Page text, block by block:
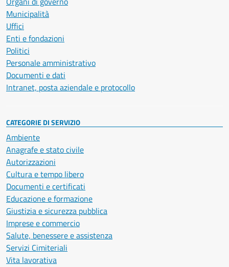
Municipalità
Uffici
Enti e fondazioni
Politici
Personale amministrativo
Documenti e dati
Intranet, posta aziendale e protocollo
CATEGORIE DI SERVIZIO
Ambiente
Anagrafe e stato civile
Autorizzazioni
Cultura e tempo libero
Documenti e certificati
Educazione e formazione
Giustizia e sicurezza pubblica
Imprese e commercio
Salute, benessere e assistenza
Servizi Cimiteriali
Vita lavorativa